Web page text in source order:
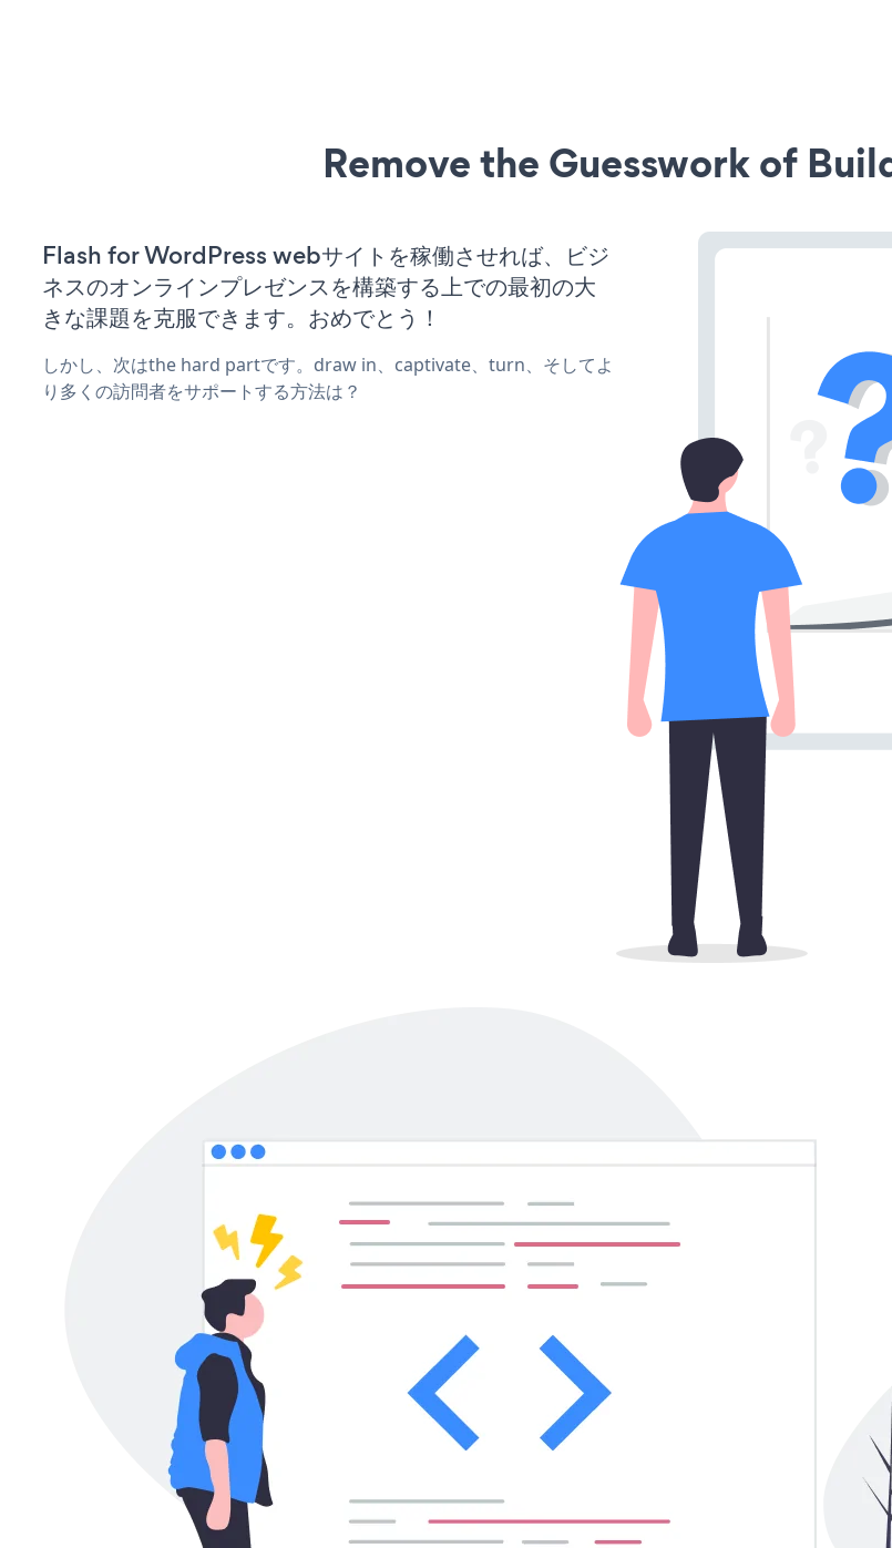
Remove the Guesswork of
Flash for WordPress webサイトを稼働させれば、ビジ
ネスのオンラインプレゼンスを構築する上での最初の大
きな課題を克服できます。おめでとう！
しかし、次はthe hard partです。draw in、captivate、turn、そしてよ
り多くの訪問者をサポートする方法は？